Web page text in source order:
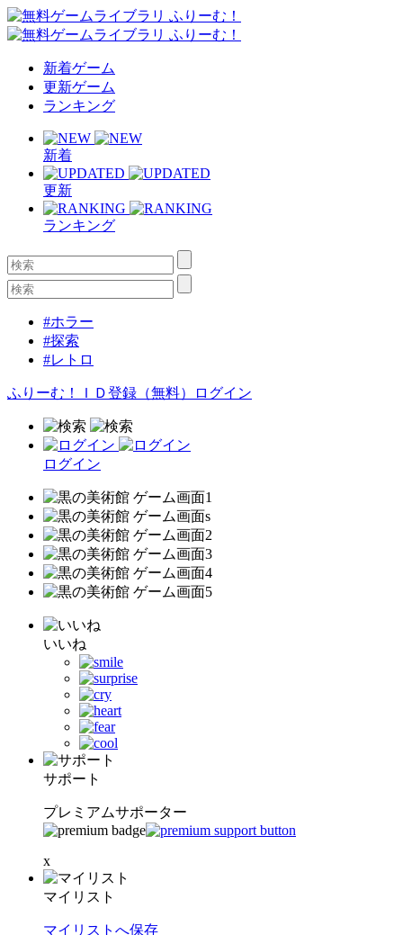
新着ゲーム
更新ゲーム
ランキング
新着
更新
ランキング
#ホラー
#探索
#レトロ
ふりーむ！ＩＤ登録（無料） ログイン
ログイン
いいね
サポート
プレミアムサポーター
x
マイリスト
マイリストへ保存